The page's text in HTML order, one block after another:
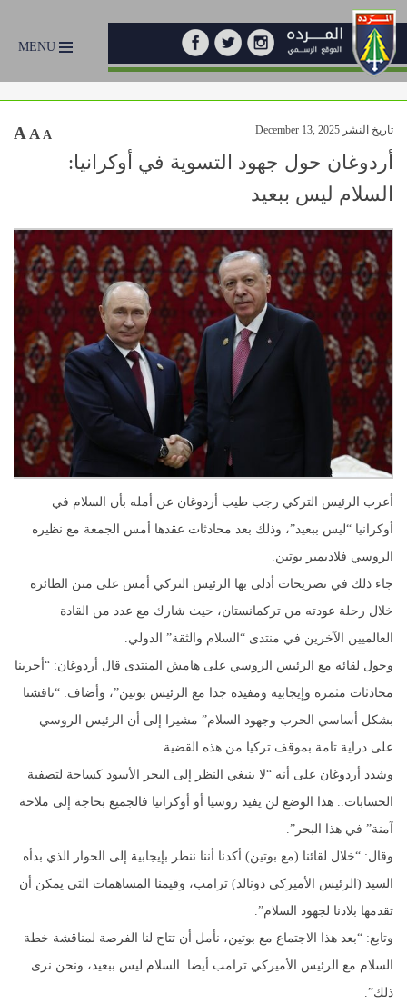
MENU
تاريخ النشر December 13, 2025 A A A
أردوغان حول جهود التسوية في أوكرانيا:
السلام ليس ببعيد
أعرب الرئيس التركي رجب طيب أردوغان عن أمله بأن السلام في
أوكرانيا “ليس ببعيد”، وذلك بعد محادثات عقدها أمس الجمعة مع نظيره
الروسي فلاديمير بوتين.
جاء ذلك في تصريحات أدلى بها الرئيس التركي أمس على متن الطائرة
خلال رحلة عودته من تركمانستان، حيث شارك مع عدد من القادة
العالميين الآخرين في منتدى “السلام والثقة” الدولي.
وحول لقائه مع الرئيس الروسي على هامش المنتدى قال أردوغان: “أجرينا
محادثات مثمرة وإيجابية ومفيدة جدا مع الرئيس بوتين”، وأضاف: “ناقشنا
بشكل أساسي الحرب وجهود السلام” مشيرا إلى أن الرئيس الروسي
على دراية تامة بموقف تركيا من هذه القضية.
وشدد أردوغان على أنه “لا ينبغي النظر إلى البحر الأسود كساحة لتصفية
الحسابات.. هذا الوضع لن يفيد روسيا أو أوكرانيا فالجميع بحاجة إلى ملاحة
آمنة” في هذا البحر”.
وقال: “خلال لقائنا (مع بوتين) أكدنا أننا ننظر بإيجابية إلى الحوار الذي بدأه
السيد (الرئيس الأميركي دونالد) ترامب، وقيمنا المساهمات التي يمكن أن
تقدمها بلادنا لجهود السلام”.
وتابع: “بعد هذا الاجتماع مع بوتين، نأمل أن تتاح لنا الفرصة لمناقشة خطة
السلام مع الرئيس الأميركي ترامب أيضا. السلام ليس ببعيد، ونحن نرى
ذلك”.